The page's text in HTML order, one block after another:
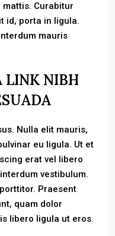
Curabitur
id, porta in ligula.
mauris
LINK NIBH
Nulla elit mauris,
eu ligula. Ut et
erat vel libero
vestibulum.
Praesent
quam dolor
libero ligula ut eros.